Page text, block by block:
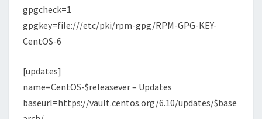
gpgcheck=1
gpgkey=file:///etc/pki/rpm-gpg/RPM-GPG-KEY-
CentOS-6
[updates]
name=CentOS-$releasever – Updates
baseurl=https://vault.centos.org/6.10/updates/$base